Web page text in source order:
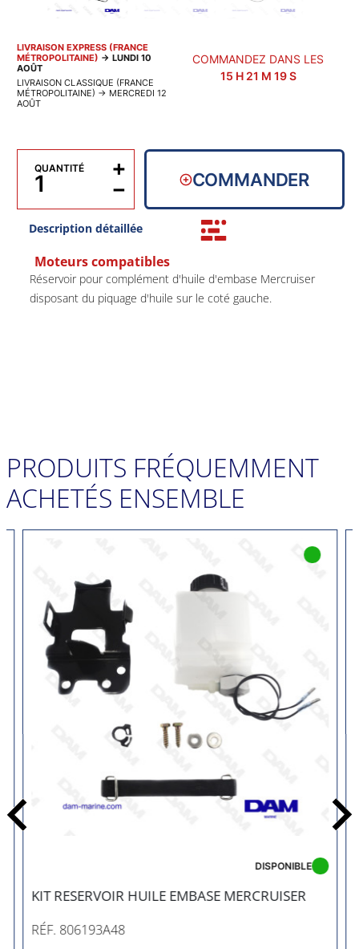
LIVRAISON EXPRESS (FRANCE
MÉTROPOLITAINE) → LUNDI 10
AOÛT
LIVRAISON CLASSIQUE (FRANCE
MÉTROPOLITAINE) → MERCREDI 12
AOÛT
COMMANDEZ DANS LES
15 H 21 M 18S
QUANTITÉ
−
+ COMMANDER
Description détaillée
Moteurs compatibles
Réservoir pour complément d'huile d'embase Mercruiser
disposant du piquage d'huile sur le coté gauche.
PRODUITS FRÉQUEMMENT
ACHETÉS ENSEMBLE
KIT RESERVOIR HUILE EMBASE MERCRUISER
RÉF. 806193A48
DISPONIBLE
Précédent